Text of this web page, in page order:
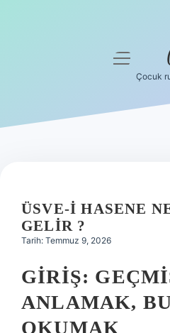
Hakkımızda
menüyü
Çocuk
ÜSVE-I HASENE
GELIR ?
Tarih: Temmuz 9, 2026
GIRIŞ:
ANLAMAK,
OKUMAK